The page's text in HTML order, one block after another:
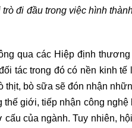
đi đầu trong việc hình
qua các Hiệp định
tác trong đó có nền kinh tế
thịt, bò sữa sẽ đón nhận
giới, tiếp nhận công nghệ
của ngành. Tuy nhiên,